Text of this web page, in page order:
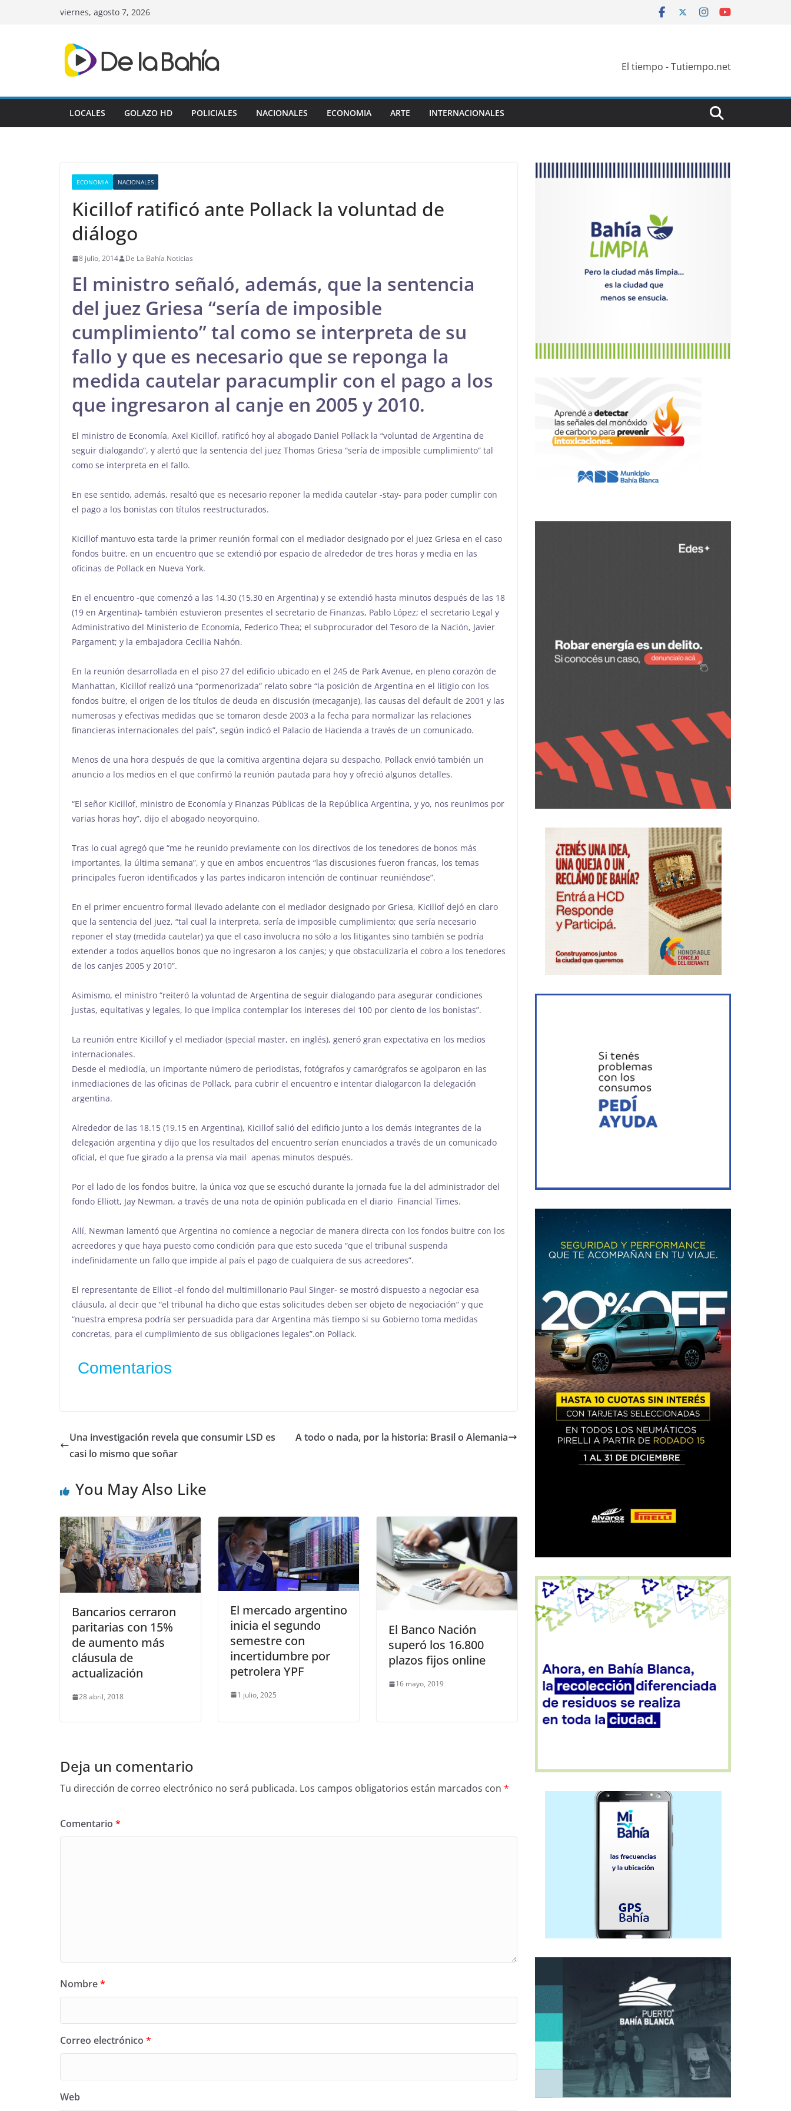
viernes, agosto 7, 2026
El tiempo - Tutiempo.net
LOCALES GOLAZO HD POLICIALES NACIONALES ECONOMIA ARTE INTERNACIONALES
ECONOMIA NACIONALES
Kicillof ratificó ante Pollack la voluntad de
diálogo
8 julio, 2014 De La Bahía Noticias
El ministro señaló, además, que la sentencia
del juez Griesa “sería de imposible
cumplimiento” tal como se interpreta de su
fallo y que es necesario que se reponga la
medida cautelar paracumplir con el pago a los
que ingresaron al canje en 2005 y 2010.
El ministro de Economía, Axel Kicillof, ratificó hoy al abogado Daniel Pollack la “voluntad de Argentina de
seguir dialogando”, y alertó que la sentencia del juez Thomas Griesa “sería de imposible cumplimiento” tal
como se interpreta en el fallo.
En ese sentido, además, resaltó que es necesario reponer la medida cautelar -stay- para poder cumplir con
el pago a los bonistas con títulos reestructurados.
Kicillof mantuvo esta tarde la primer reunión formal con el mediador designado por el juez Griesa en el caso
fondos buitre, en un encuentro que se extendió por espacio de alrededor de tres horas y media en las
oficinas de Pollack en Nueva York.
En el encuentro -que comenzó a las 14.30 (15.30 en Argentina) y se extendió hasta minutos después de las 18
(19 en Argentina)- también estuvieron presentes el secretario de Finanzas, Pablo López; el secretario Legal y
Administrativo del Ministerio de Economía, Federico Thea; el subprocurador del Tesoro de la Nación, Javier
Pargament; y la embajadora Cecilia Nahón.
En la reunión desarrollada en el piso 27 del edificio ubicado en el 245 de Park Avenue, en pleno corazón de
Manhattan, Kicillof realizó una “pormenorizada” relato sobre “la posición de Argentina en el litigio con los
fondos buitre, el origen de los títulos de deuda en discusión (mecaganje), las causas del default de 2001 y las
numerosas y efectivas medidas que se tomaron desde 2003 a la fecha para normalizar las relaciones
financieras internacionales del país”, según indicó el Palacio de Hacienda a través de un comunicado.
Menos de una hora después de que la comitiva argentina dejara su despacho, Pollack envió también un
anuncio a los medios en el que confirmó la reunión pautada para hoy y ofreció algunos detalles.
“El señor Kicillof, ministro de Economía y Finanzas Públicas de la República Argentina, y yo, nos reunimos por
varias horas hoy”, dijo el abogado neoyorquino.
Tras lo cual agregó que “me he reunido previamente con los directivos de los tenedores de bonos más
importantes, la última semana”, y que en ambos encuentros “las discusiones fueron francas, los temas
principales fueron identificados y las partes indicaron intención de continuar reuniéndose”.
En el primer encuentro formal llevado adelante con el mediador designado por Griesa, Kicillof dejó en claro
que la sentencia del juez, “tal cual la interpreta, sería de imposible cumplimiento; que sería necesario
reponer el stay (medida cautelar) ya que el caso involucra no sólo a los litigantes sino también se podría
extender a todos aquellos bonos que no ingresaron a los canjes; y que obstaculizaría el cobro a los tenedores
de los canjes 2005 y 2010”.
Asimismo, el ministro “reiteró la voluntad de Argentina de seguir dialogando para asegurar condiciones
justas, equitativas y legales, lo que implica contemplar los intereses del 100 por ciento de los bonistas”.
La reunión entre Kicillof y el mediador (special master, en inglés), generó gran expectativa en los medios
internacionales.
Desde el mediodía, un importante número de periodistas, fotógrafos y camarógrafos se agolparon en las
inmediaciones de las oficinas de Pollack, para cubrir el encuentro e intentar dialogarcon la delegación
argentina.
Alrededor de las 18.15 (19.15 en Argentina), Kicillof salió del edificio junto a los demás integrantes de la
delegación argentina y dijo que los resultados del encuentro serían enunciados a través de un comunicado
oficial, el que fue girado a la prensa vía mail apenas minutos después.
Por el lado de los fondos buitre, la única voz que se escuchó durante la jornada fue la del administrador del
fondo Elliott, Jay Newman, a través de una nota de opinión publicada en el diario Financial Times.
Allí, Newman lamentó que Argentina no comience a negociar de manera directa con los fondos buitre con los
acreedores y que haya puesto como condición para que esto suceda “que el tribunal suspenda
indefinidamente un fallo que impide al país el pago de cualquiera de sus acreedores”.
El representante de Elliot -el fondo del multimillonario Paul Singer- se mostró dispuesto a negociar esa
cláusula, al decir que “el tribunal ha dicho que estas solicitudes deben ser objeto de negociación” y que
“nuestra empresa podría ser persuadida para dar Argentina más tiempo si su Gobierno toma medidas
concretas, para el cumplimiento de sus obligaciones legales”.on Pollack.
Comentarios
Una investigación revela que consumir LSD es
casi lo mismo que soñar
A todo o nada, por la historia: Brasil o Alemania
You May Also Like
Bancarios cerraron
paritarias con 15%
de aumento más
cláusula de
actualización
28 abril, 2018
El mercado argentino
inicia el segundo
semestre con
incertidumbre por
petrolera YPF
1 julio, 2025
El Banco Nación
superó los 16.800
plazos fijos online
16 mayo, 2019
Deja un comentario
Tu dirección de correo electrónico no será publicada. Los campos obligatorios están marcados con *
Comentario *
Nombre*
Correo electrónico *
Web